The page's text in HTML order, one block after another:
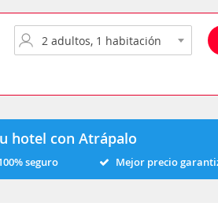
hotel con Atrápalo
seguro Mejor precio